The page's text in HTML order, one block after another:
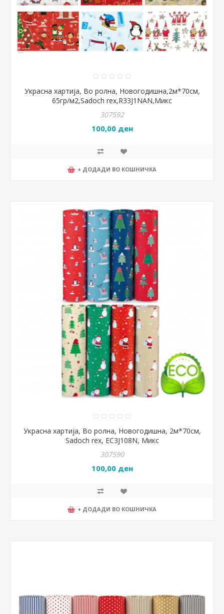
Украсна хартија, Во ролна, Новогодишна,2м*70см,
65гр/м2,Sadoch rex,R33J1NAN,Микс
307592
100,00 ден
+ ДОДАДИ ВО КОШНИЧКА
Украсна хартија, Во ролна, Новогодишна, 2м*70см,
Sadoch rex, EC3J108N, Микс
307590
100,00 ден
+ ДОДАДИ ВО КОШНИЧКА